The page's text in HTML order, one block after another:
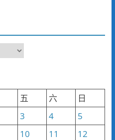
五 六
日
3 4
5
10 11
12